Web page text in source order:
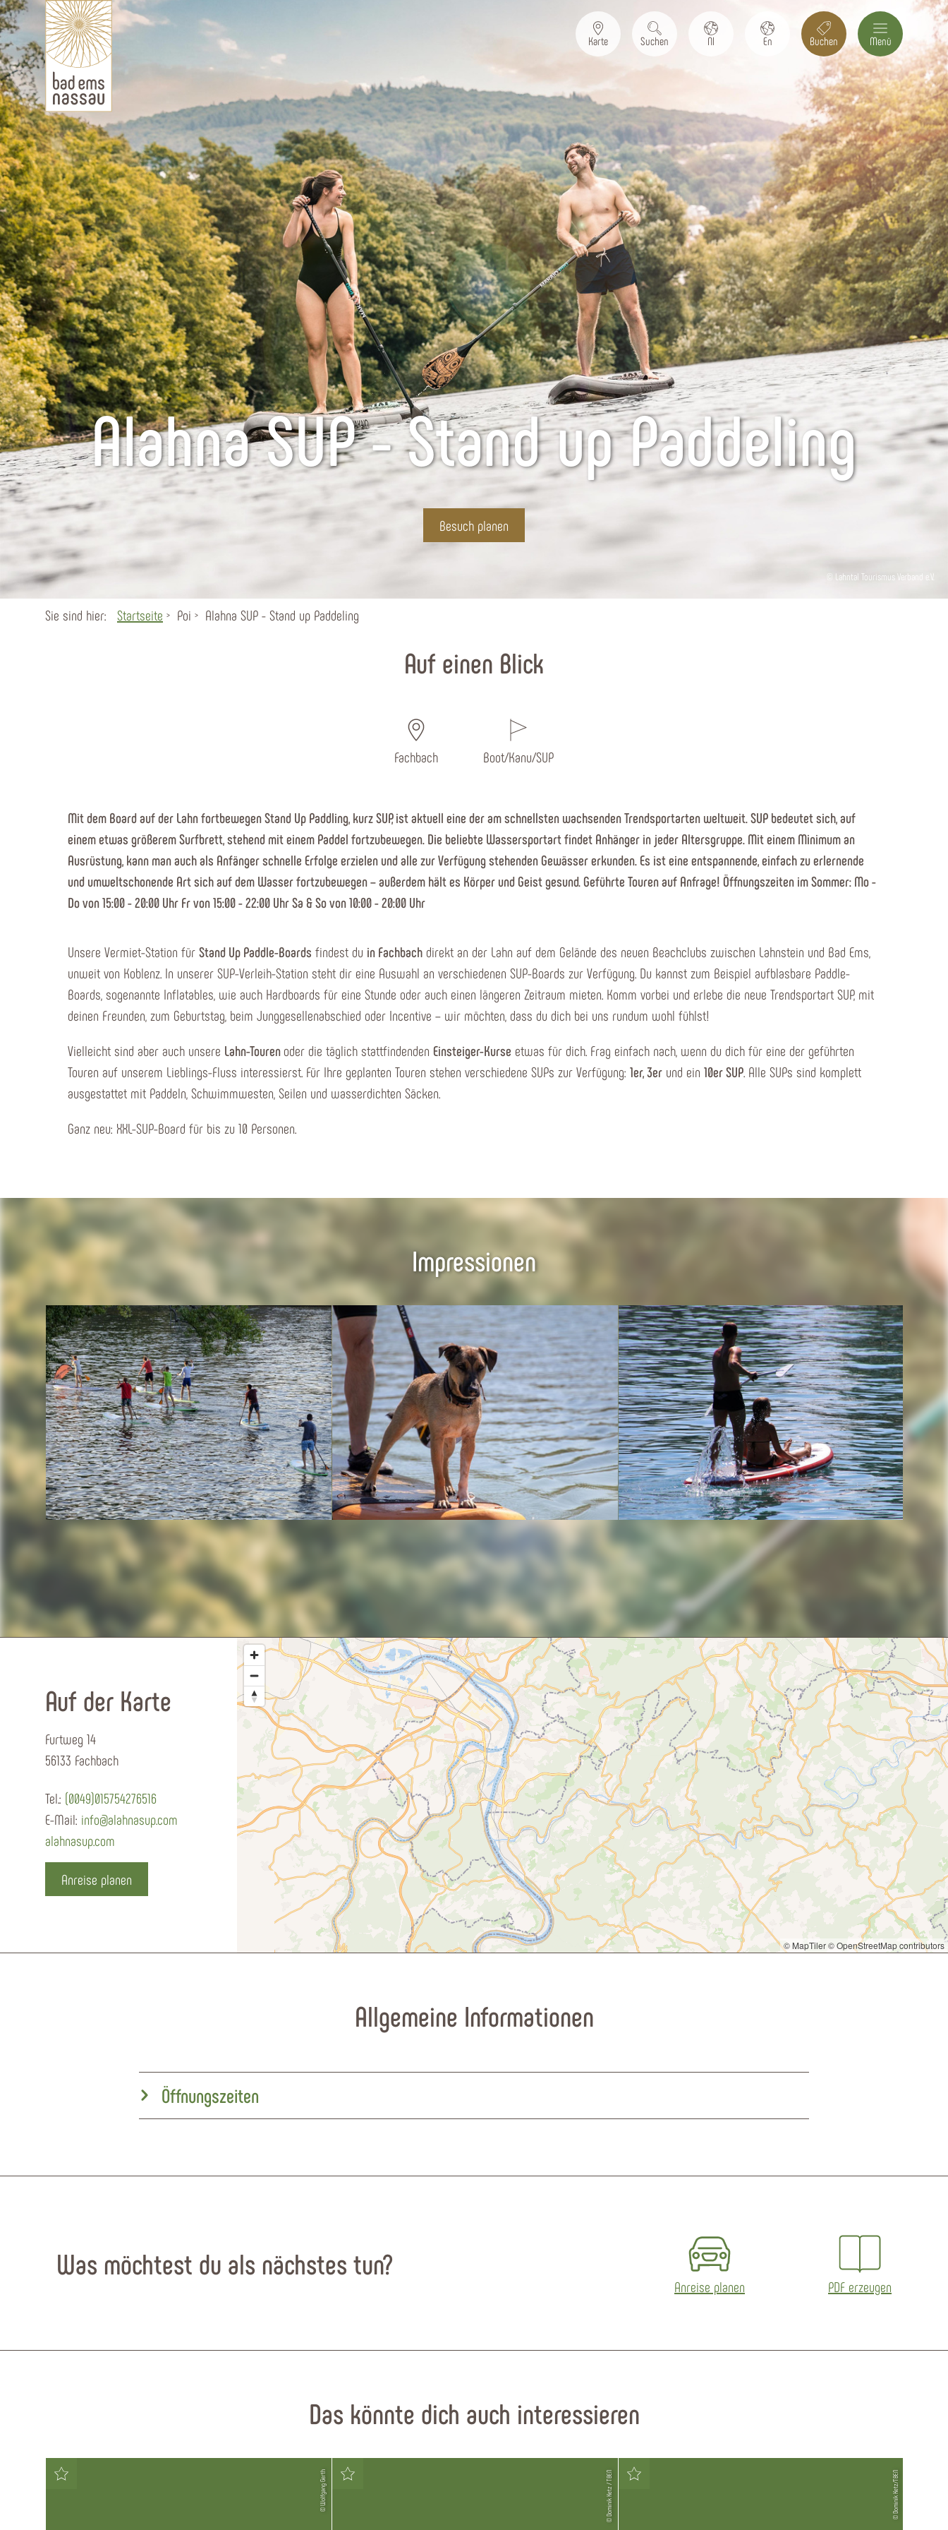
Karte Suchen Nl En Buchen Menü
© Lahntal Tourismus Verband e.V.
Alahna SUP - Stand up Paddeling
Besuch planen
Sie sind hier: Startseite Poi Alahna SUP - Stand up Paddeling
Auf einen Blick
Fachbach Boot/Kanu/SUP
Mit dem Board auf der Lahn fortbewegen Stand Up Paddling, kurz SUP, ist aktuell eine der am schnellsten wachsenden Trendsportarten weltweit. SUP bedeutet sich, auf
einem etwas größerem Surfbrett, stehend mit einem Paddel fortzubewegen. Die beliebte Wassersportart findet Anhänger in jeder Altersgruppe. Mit einem Minimum an
Ausrüstung, kann man auch als Anfänger schnelle Erfolge erzielen und alle zur Verfügung stehenden Gewässer erkunden. Es ist eine entspannende, einfach zu erlernende
und umweltschonende Art sich auf dem Wasser fortzubewegen – außerdem hält es Körper und Geist gesund. Geführte Touren auf Anfrage! Öffnungszeiten im Sommer: Mo -
Do von 15:00 - 20:00 Uhr Fr von 15:00 - 22:00 Uhr Sa & So von 10:00 - 20:00 Uhr
Unsere Vermiet-Station für Stand Up Paddle-Boards findest du in Fachbach direkt an der Lahn auf dem Gelände des neuen Beachclubs zwischen Lahnstein und Bad Ems,
unweit von Koblenz. In unserer SUP-Verleih-Station steht dir eine Auswahl an verschiedenen SUP-Boards zur Verfügung. Du kannst zum Beispiel aufblasbare Paddle-
Boards, sogenannte Inflatables, wie auch Hardboards für eine Stunde oder auch einen längeren Zeitraum mieten. Komm vorbei und erlebe die neue Trendsportart SUP, mit
deinen Freunden, zum Geburtstag, beim Junggesellenabschied oder Incentive – wir möchten, dass du dich bei uns rundum wohl fühlst!
Vielleicht sind aber auch unsere Lahn-Touren oder die täglich stattfindenden Einsteiger-Kurse etwas für dich. Frag einfach nach, wenn du dich für eine der geführten
Touren auf unserem Lieblings-Fluss interessierst. Für Ihre geplanten Touren stehen verschiedene SUPs zur Verfügung: 1er, 3er und ein 10er SUP. Alle SUPs sind komplett
ausgestattet mit Paddeln, Schwimmwesten, Seilen und wasserdichten Säcken.
Ganz neu: XXL-SUP-Board für bis zu 10 Personen.
Impressionen
Auf der Karte
Furtweg 14
56133 Fachbach
Tel.: (0049)015754276516
E-Mail: info@alahnasup.com
alahnasup.com
Anreise planen
© MapTiler© OpenStreetMap contributors
Allgemeine Informationen
Öffnungszeiten
Was möchtest du als nächstes tun?
Anreise planen PDF erzeugen
Das könnte dich auch interessieren
© Wolfgang Gerth © Dominik Ketz / TBEN © Dominik Ketz/TBEN